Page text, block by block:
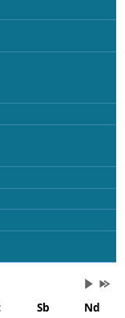
miesiącu
wydarzeń w
Sb
Nd